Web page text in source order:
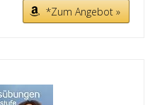
*Zum Angebot »